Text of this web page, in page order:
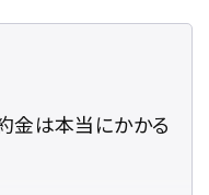
金は本当にかかる